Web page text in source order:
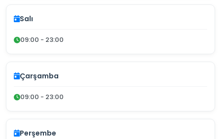
Salı
09:00 - 23:00
Çarşamba
09:00 - 23:00
Perşembe